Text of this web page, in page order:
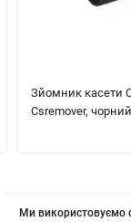
Зйомник касети
Csremover, чорний
Ми використовуємо